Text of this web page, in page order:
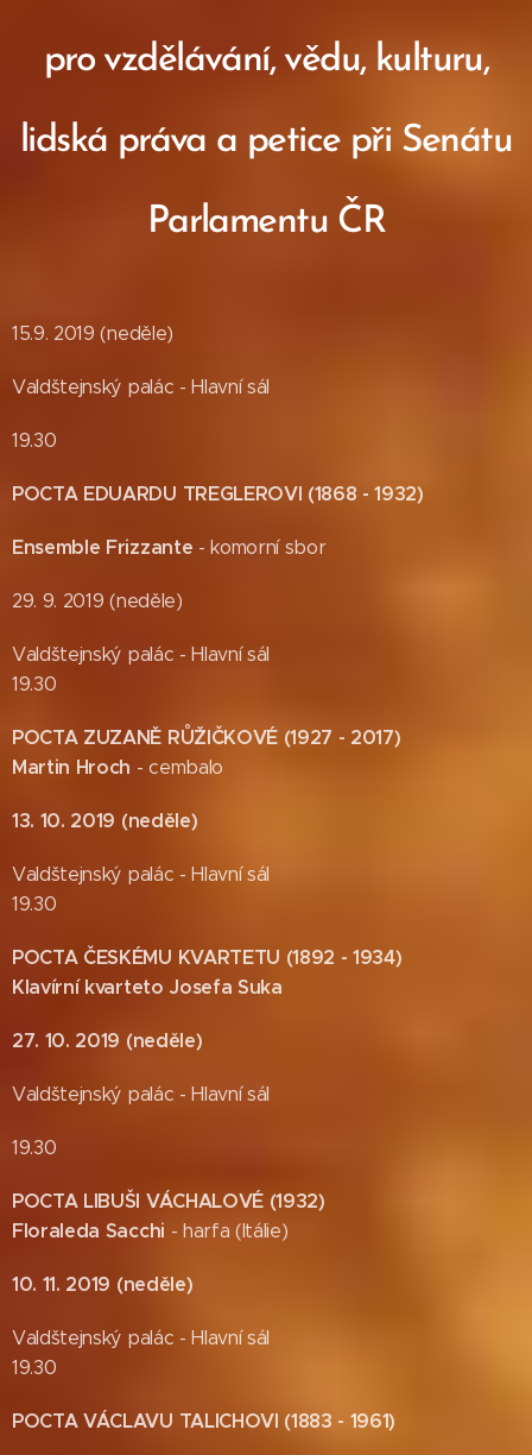
pro vzdělávání, vědu, kulturu,
lidská práva a petice při Senátu
Parlamentu ČR
15.9. 2019 (neděle)
Valdštejnský palác - Hlavní sál
19.30
POCTA EDUARDU TREGLEROVI (1868 - 1932)
Ensemble Frizzante - komorní sbor
29. 9. 2019 (neděle)
Valdštejnský palác - Hlavní sál
19.30
POCTA ZUZANĚ RŮŽIČKOVÉ (1927 - 2017)
Martin Hroch - cembalo
13. 10. 2019 (neděle)
Valdštejnský palác - Hlavní sál
19.30
POCTA ČESKÉMU KVARTETU (1892 - 1934)
Klavírní kvarteto Josefa Suka
27. 10. 2019 (neděle)
Valdštejnský palác - Hlavní sál
19.30
POCTA LIBUŠI VÁCHALOVÉ (1932)
Floraleda Sacchi - harfa (Itálie)
10. 11. 2019 (neděle)
Valdštejnský palác - Hlavní sál
19.30
POCTA VÁCLAVU TALICHOVI (1883 - 1961)